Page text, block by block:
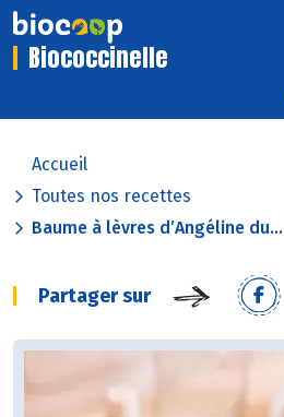
Biococcinelle
Accueil
Toutes nos recettes
Baume à lèvres d’Angéline du...
Partager sur